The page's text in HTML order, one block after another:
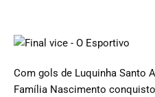
Com gols de Luquinha Santo
Família Nascimento